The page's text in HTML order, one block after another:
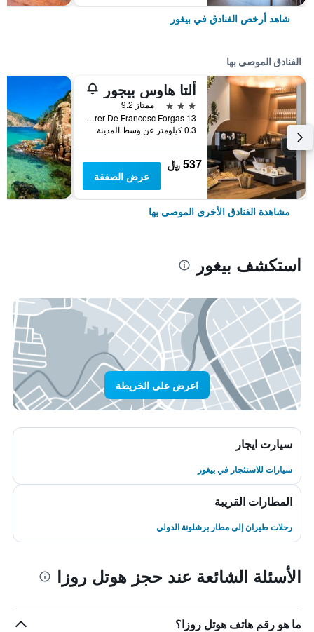
شاهد أرخص الفنادق في بيغور
الفنادق الموصى بها
ألتا هاوس بيجور
3 نجوم
ممتاز 9.2
13 Carrer De Francesc Forgas, بيغور, كاتالونيا, أسبانيا
0.3 كيلومتر عن وسط المدينة
537 ﷼
عرض الصفقة
مشاهدة الفنادق الأخرى الموصى بها
استكشف بيغور
اعرض على الخريطة
سيارت ايجار
سيارات للاستئجار في بيغور
المطارات القريبة
رحلات طيران إلى مطار برشلونة الدولي
الأسئلة الشائعة عند حجز هوتل روزا
ما هو رقم هاتف هوتل روزا؟